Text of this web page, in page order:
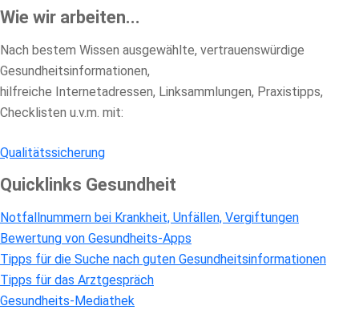
Wie wir arbeiten...
Nach bestem Wissen ausgewählte, vertrauenswürdige
Gesundheitsinformationen,
hilfreiche Internetadressen, Linksammlungen, Praxistipps,
Checklisten u.v.m. mit:
Qualitätssicherung
Quicklinks Gesundheit
Notfallnummern bei Krankheit, Unfällen, Vergiftungen
Bewertung von Gesundheits-Apps
Tipps für die Suche nach guten Gesundheitsinformationen
Tipps für das Arztgespräch
Gesundheits-Mediathek